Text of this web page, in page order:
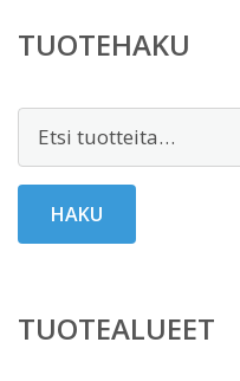
TUOTEHAKU
Etsi:
HAKU
TUOTEALUEET